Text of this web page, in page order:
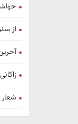
از
شعار